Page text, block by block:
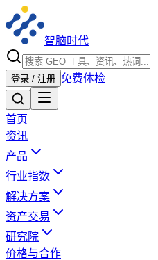
智脑时代
登录 / 注册 免费体检
首页
资讯
产品
行业指数
解决方案
资产交易
研究院
价格与合作